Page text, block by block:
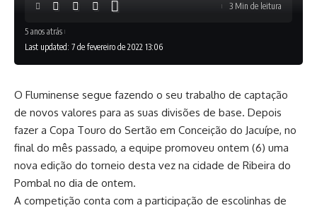
Last updated: 7 de fevereiro de 2022 13:06
5 anos atrás
3 Min de leitura
O Fluminense segue fazendo o seu trabalho de captação
de novos valores para as suas divisões de base. Depois
fazer a Copa Touro do Sertão em Conceição do Jacuípe, no
final do mês passado, a equipe promoveu ontem (6) uma
nova edição do torneio desta vez na cidade de Ribeira do
Pombal no dia de ontem.
A competição conta com a participação de escolinhas de